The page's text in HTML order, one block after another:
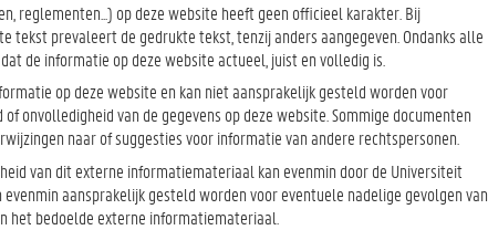
reglementen...) op deze website heeft geen officieel karakter. Bij
tekst prevaleert de gedrukte tekst, tenzij anders aangegeven. Ondanks alle
de informatie op deze website actueel, juist en volledig is.
op deze website en kan niet aansprakelijk gesteld worden voor
onvolledigheid van de gegevens op deze website. Sommige documenten
naar of suggesties voor informatie van andere rechtspersonen.
van dit externe informatiemateriaal kan evenmin door de Universiteit
aansprakelijk gesteld worden voor eventuele nadelige gevolgen van
het bedoelde externe informatiemateriaal.